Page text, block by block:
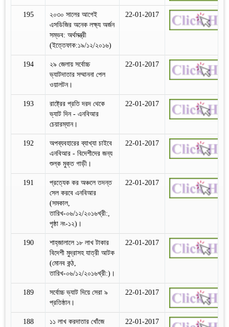
195
২০৩০ সালের আগেই
এসডিজির অনেক লক্ষ্য অর্জন
সম্ভব: অর্থমন্ত্রী
(ইত্তেফাক:১৯/১২/২০১৬)
22-01-2017
194
২৯ জেলায় সর্বোচ্চ
ভ্যাটদাতার সম্মাননা পেল
ওয়ালটন।
22-01-2017
193
রাষ্ট্রের প্রতি দরদ থেকে
ভ্যাট দিন - এনবিআর
চেয়ারম্যান।
22-01-2017
192
অপব্যবহারের ব্যাখ্যা চাইবে
এনবিআর - বিদেশীদের জন্য
শুল্ক মুক্ত গাড়ী।
22-01-2017
191
প্রত্যেক কর অঞ্চলে তদন্ত
সেল করবে এনবিআর
(সমকাল,
তারিখ-০৬/১২/২০১৬খ্রী:,
পৃষ্ঠা নং-১২)।
22-01-2017
190
শাহ্‌জালালে ১৮ লাখ টাকার
বিদেশী মুদ্রাসহ যাত্রী আটক
(মোনব কন্ঠ,
তারিখ-০৬/১২/২০১৬খ্রী:)।
22-01-2017
189
সর্বোচ্চ ভ্যাট দিয়ে সেরা ৯
প্রতিষ্ঠান।
22-01-2017
188
১১ লাখ করদাতার খোঁজে
22-01-2017